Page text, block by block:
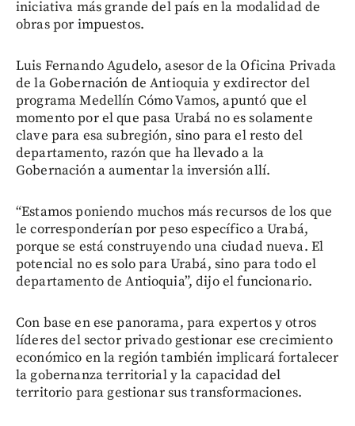
iniciativa más grande del país en la modalidad de
obras por impuestos.
Luis Fernando Agudelo, asesor de la Oficina Privada
de la Gobernación de Antioquia y exdirector del
programa Medellín Cómo Vamos, apuntó que el
momento por el que pasa Urabá no es solamente
clave para esa subregión, sino para el resto del
departamento, razón que ha llevado a la
Gobernación a aumentar la inversión allí.
“Estamos poniendo muchos más recursos de los que
le corresponderían por peso específico a Urabá,
porque se está construyendo una ciudad nueva. El
potencial no es solo para Urabá, sino para todo el
departamento de Antioquia”, dijo el funcionario.
Con base en ese panorama, para expertos y otros
líderes del sector privado gestionar ese crecimiento
económico en la región también implicará fortalecer
la gobernanza territorial y la capacidad del
territorio para gestionar sus transformaciones.